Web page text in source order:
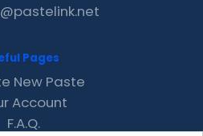
Pages
New Paste
Account
F.A.Q.